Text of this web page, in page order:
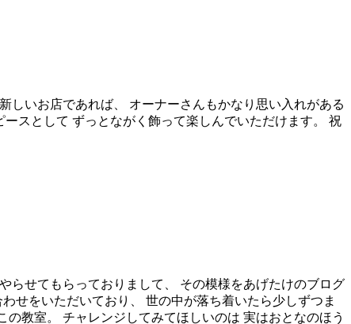
しいお店であれば、 オーナーさんもかなり思い入れがある
スとして ずっとながく飾って楽しんでいただけます。 祝
らせてもらっておりまして、 その模様をあげたけのブログ
せをいただいており、 世の中が落ち着いたら少しずつま
教室。 チャレンジしてみてほしいのは 実はおとなのほう